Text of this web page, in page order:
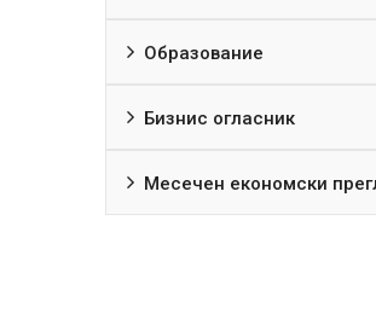
Образование
Бизнис огласник
Месечен економски